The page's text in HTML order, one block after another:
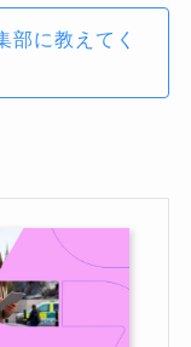
部に教えてく